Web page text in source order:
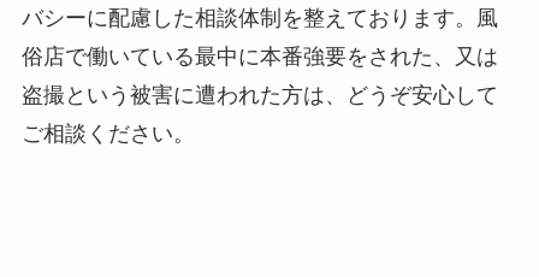
バシーに配慮した相談体制を整えております。風
俗店で働いている最中に本番強要をされた、又は
盗撮という被害に遭われた方は、どうぞ安心して
ご相談ください。